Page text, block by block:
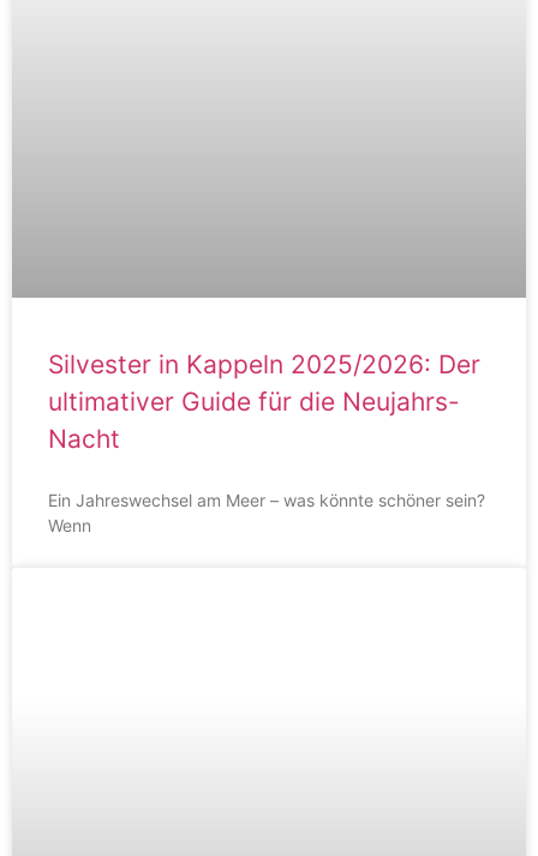
Silvester in Kappeln 2025/2026: Der
ultimativer Guide für die Neujahrs-
Nacht
Ein Jahreswechsel am Meer – was könnte schöner sein?
Wenn